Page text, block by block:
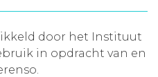
door het Instituut
in opdracht van en